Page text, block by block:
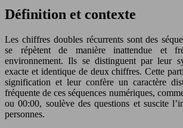
Définition et contexte
Les chiffres doubles récurrents sont des
se répètent de manière inattendue et
environnement. Ils se distinguent par leur
exacte et identique de deux chiffres. Cette
signification et leur confère un caractère
fréquente de ces séquences numériques,
ou 00:00, soulève des questions et suscite
personnes.